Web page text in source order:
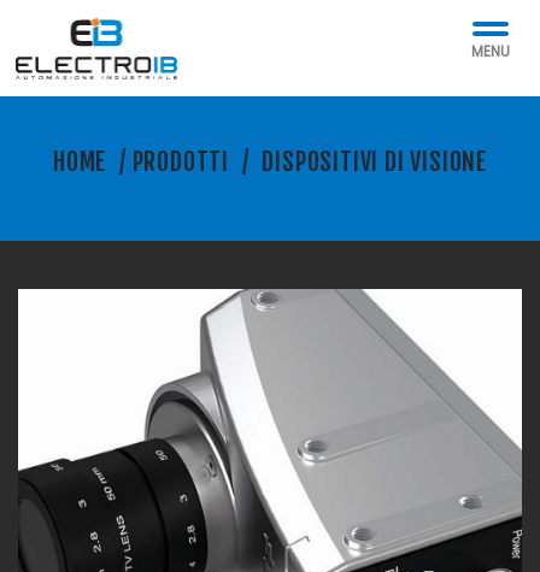
MENU
HOME / PRODOTTI / DISPOSITIVI DI VISIONE